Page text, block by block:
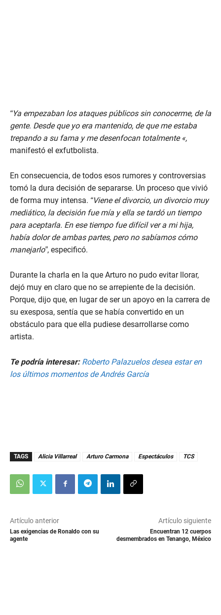
“Ya empezaban los ataques públicos sin conocerme, de la
gente. Desde que yo era mantenido, de que me estaba
trepando a su fama y me desenfocan totalmente «,
manifestó el exfutbolista.
En consecuencia, de todos esos rumores y controversias
tomó la dura decisión de separarse. Un proceso que vivió
de forma muy intensa. “Viene el divorcio, un divorcio muy
mediático, la decisión fue mía y ella se tardó un tiempo
para aceptarla. En ese tiempo fue difícil ver a mi hija,
había dolor de ambas partes, pero no sabíamos cómo
manejarlo”, especificó.
Durante la charla en la que Arturo no pudo evitar llorar,
dejó muy en claro que no se arrepiente de la decisión.
Porque, dijo que, en lugar de ser un apoyo en la carrera de
su exesposa, sentía que se había convertido en un
obstáculo para que ella pudiese desarrollarse como
artista.
Te podría interesar:Roberto Palazuelos desea estar en
los últimos momentos de Andrés García
TAGS Alicia Villarreal Arturo Carmona Espectáculos TCS
Artículo anterior
Las exigencias de Ronaldo con su
agente
Artículo siguiente
Encuentran 12 cuerpos
desmembrados en Tenango, México